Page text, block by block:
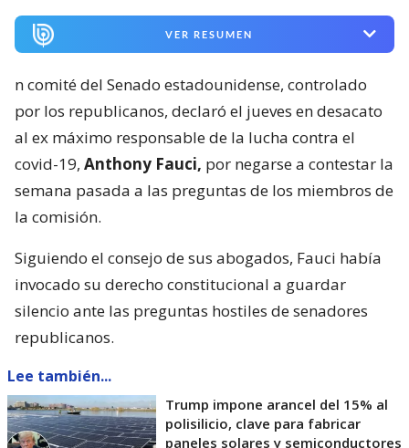
VER RESUMEN
n comité del Senado estadounidense, controlado
por los republicanos, declaró el jueves en desacato
al ex máximo responsable de la lucha contra el
covid-19, Anthony Fauci, por negarse a contestar la
semana pasada a las preguntas de los miembros de
la comisión.
Siguiendo el consejo de sus abogados, Fauci había
invocado su derecho constitucional a guardar
silencio ante las preguntas hostiles de senadores
republicanos.
Lee también...
Trump impone arancel del 15% al
polisilicio, clave para fabricar
paneles solares y semiconductores